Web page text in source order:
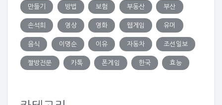
만들기 방법 보험 부동산 부산
손석희 영상 영화 웹게임 유머
음식 이명순 이유 자동차 조선일보
짤방전문 카톡 폰게임 한국 효능